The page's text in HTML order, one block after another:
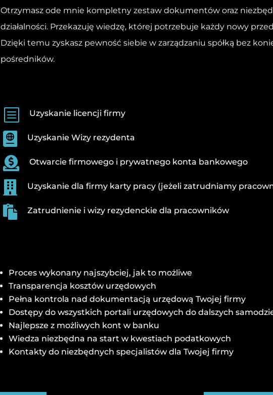
Otrzymasz ode mnie kompletny zestaw dokumentów oraz
działalności. Przekazuję wiedzę, której potrzebuje każdy nowy
Dzięki temu zyskasz pewność siebie w zarządzaniu spółką bez
pośredników.
b Uzyskanie licencji firmy
 Uzyskanie Wizy rezydenta
 Otwarcie firmowego i prywatnego konta bankowego
 Uzyskanie dla firmy karty pracy (jeżeli zatrudniamy
 Zatrudnienie i wizy rezydenckie dla pracowników
Proces wykonany najszybciej, jak to możliwe
Transparencja kosztów urzędowych
Pełna kontrola nad dokumentacją urzędową Twojej firmy
Dostępy do wszystkich portali urzędowych do dalszych
Najlepsze z możliwych kont w banku
Wiedza niezbędna na start w kwestiach podatkowych
Kontakty do niezbędnych specjalistów dla Twojej firmy